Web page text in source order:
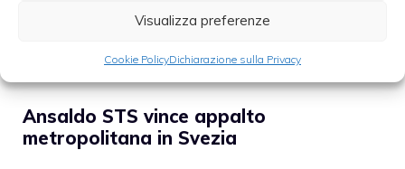
Visualizza preferenze
Cookie PolicyDichiarazione sulla Privacy
Ansaldo STS vince appalto
metropolitana in Svezia